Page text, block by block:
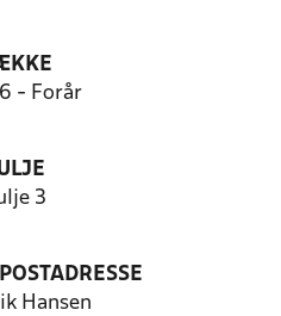
- Forår
3
Hansen